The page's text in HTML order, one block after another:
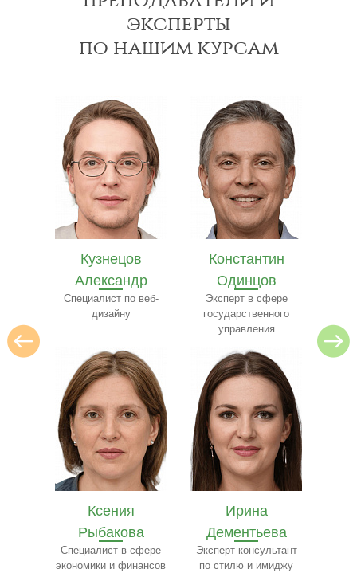
эксперты
по нашим курсам
Константин
Одинцов
Эксперт в сфере
государственного
Ирина
Дементьева
Эксперт-консультант
по стилю и имиджу
Илья Лебедев
Эксперт по
архитектуре
Ярослав
Бобылёв
Эксперт по пищевому
производству